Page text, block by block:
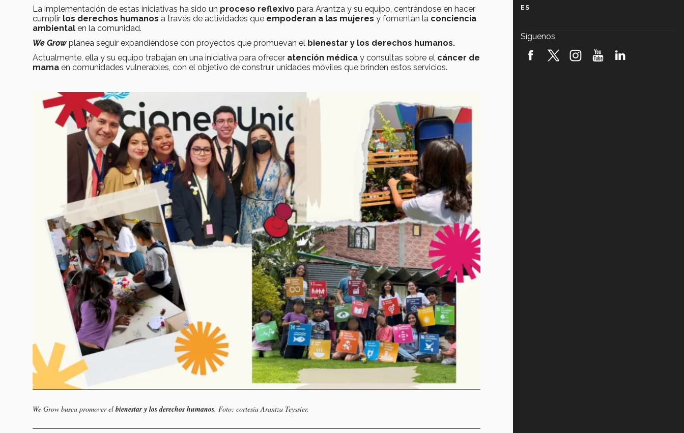
La implementación de estas iniciativas ha sido un proceso reflexivo para Arantza y su equipo, centrándose en hacer
cumplir los derechos humanos a través de actividades que empoderan a las mujeres y fomentan la conciencia
ambiental en la comunidad.
We Grow planea seguir expandiéndose con proyectos que promuevan el bienestar y los derechos humanos.
Actualmente, ella y su equipo trabajan en una iniciativa para ofrecer atención médica y consultas sobre el cáncer de
mama en comunidades vulnerables, con el objetivo de construir unidades móviles que brinden estos servicios.
We Grow busca promover el bienestar y los derechos humanos. Foto: cortesía Arantza Teyssier.
robótica FIRST 2026! (video)
ES
Síguenos